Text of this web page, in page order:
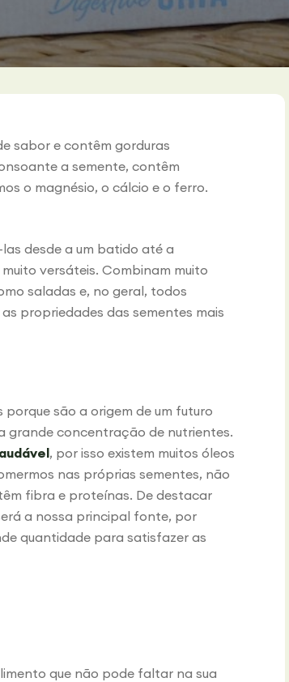
sabor e contêm gorduras
a semente, contêm
o magnésio, o cálcio e o ferro.
desde a um batido até a
versáteis. Combinam muito
saladas e, no geral, todos
propriedades das sementes mais
são a origem de um futuro
grande concentração de nutrientes.
, por isso existem muitos óleos
nas próprias sementes, não
fibra e proteínas. De destacar
a nossa principal fonte, por
quantidade para satisfazer as
que não pode faltar na sua